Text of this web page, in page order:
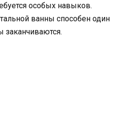
особых навыков.
ванны способен один
заканчиваются.